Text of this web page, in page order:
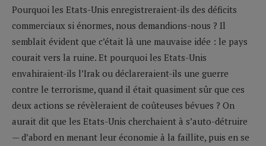
Pourquoi les Etats-Unis enregistreraient-ils des déficits
commerciaux si énormes, nous demandions-nous ? Il
semblait évident que c’était là une mauvaise idée : le pays
courait vers la ruine. Et pourquoi les Etats-Unis
envahiraient-ils l’Irak ou déclareraient-ils une guerre
contre le terrorisme, quand il était quasiment sûr que ces
deux actions se révèleraient de coûteuses bévues ? On
aurait dit que les Etats-Unis cherchaient à s’auto-détruire
— d’abord en menant leur économie à la faillite, puis en se